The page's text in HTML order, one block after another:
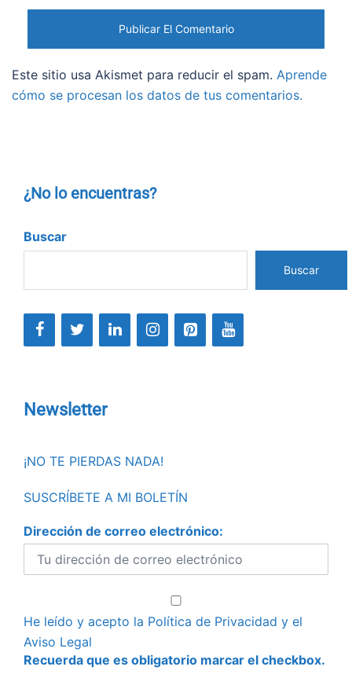
Este sitio usa Akismet para reducir el spam. Aprende
cómo se procesan los datos de tus comentarios.
¿No lo encuentras?
Buscar
Buscar
Newsletter
¡NO TE PIERDAS NADA!
SUSCRÍBETE A MI BOLETÍN
Dirección de correo electrónico:
He leído y acepto la Política de Privacidad y el
Aviso Legal
Recuerda que es obligatorio marcar el checkbox.